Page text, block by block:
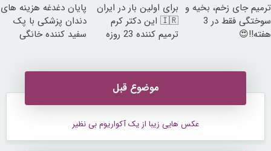
ترمیم جای زخم، بخیه و
سوختگی فقط در 3
هفته!!😍
برای اولین بار در ایران
🇮🇷 این دکتر کرم
ترمیم کننده 23 روزه
پایان دغدغه هزینه های
دندان پزشکی با پک
سفید کننده خانگی
موضوع قبل
عکس هایی زیبا از یک آکواریوم بی نظیر